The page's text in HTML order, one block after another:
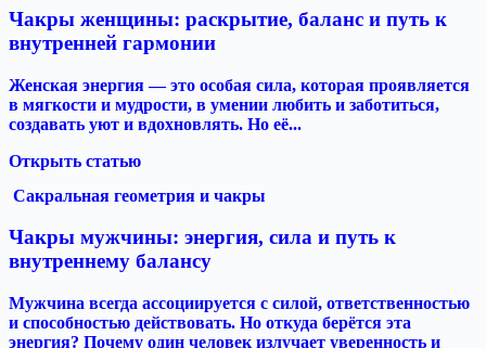
Чакры женщины: раскрытие, баланс и путь к
внутренней гармонии
Женская энергия — это особая сила, которая проявляется
в мягкости и мудрости, в умении любить и заботиться,
создавать уют и вдохновлять. Но её...
Открыть статью
Сакральная геометрия и чакры
Чакры мужчины: энергия, сила и путь к
внутреннему балансу
Мужчина всегда ассоциируется с силой, ответственностью
и способностью действовать. Но откуда берётся эта
энергия? Почему один человек излучает уверенность и